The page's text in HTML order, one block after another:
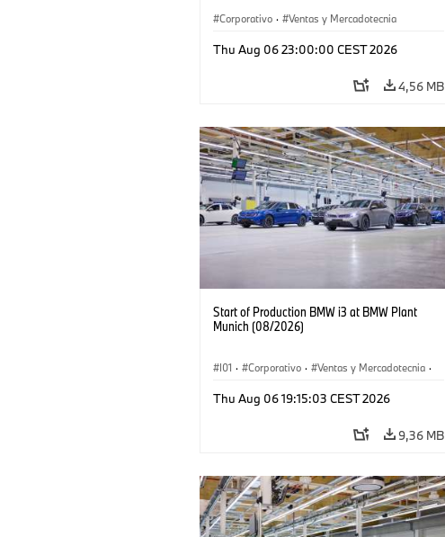
Corporativo · Ventas y Mercadotecnia
Thu Aug 06 23:00:00 CEST 2026
4,56 MB
Start of Production BMW i3 at BMW Plant
Munich (08/2026)
I01 · Corporativo · Ventas y Mercadotecnia ·
Thu Aug 06 19:15:03 CEST 2026
9,36 MB